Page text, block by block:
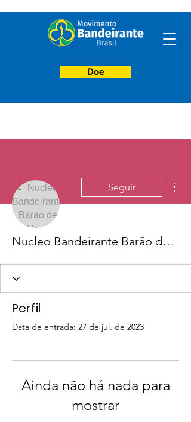
Doe
Seguir
Nucleo Bandeirante Barão de Mauá
Perfil
Data de entrada: 27 de jul. de 2023
Ainda não há nada para
mostrar